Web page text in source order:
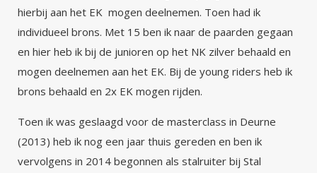
hierbij aan het EK mogen deelnemen. Toen had ik
individueel brons. Met 15 ben ik naar de paarden gegaan
en hier heb ik bij de junioren op het NK zilver behaald en
mogen deelnemen aan het EK. Bij de young riders heb ik
brons behaald en 2x EK mogen rijden.
Toen ik was geslaagd voor de masterclass in Deurne
(2013) heb ik nog een jaar thuis gereden en ben ik
vervolgens in 2014 begonnen als stalruiter bij Stal